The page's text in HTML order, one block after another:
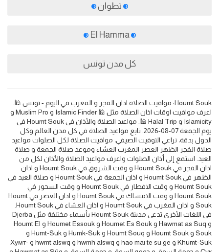
تطوان
El Hamma
كل مدن تونس
Houmt Souk: مواقيت الصلاة اذان الفجر و المغرب في اليوم - تونس 🕌.
اعرف مواقيت اوقات اذان الصلاة مثل 🕌 Islamic Finder و Muslim Pro و
Islamicity و Halal Trip 🕌. مواعيد الصلاة والأذان في Houmt Souk في
يوم الجمعة 07-08-2026. تابع مواعيد الصلاة في كل مدن العالم وكل
الدول بدقة، نراعي التوقيت الصيفي، مواقيت الصلاة لكل الصلوات مواعيد
صلاة الفجر الظهر العصر المغرب العشاء وموعد صلاة الجمعة و صلاة
العيد. استمع إلى أذان الصلوات واعرف مواعيد الصلاة والأذان لكل من
اذان الفجر في Houmt Souk و وقت الشروق في Houmt Souk و اذان
الظهر في Houmt Souk و اذان الجمعة في Houmt Souk و صلاة العيد في
Houmt Souk و وقت الافطار في Houmt Souk و وقت السحور في
Houmt Souk و وقت الامساك في Houmt Souk و اذان العصر في Houmt
في اللغات الأخرى تدعى مدينة Houmt Souk بأسماء مختلفة مثل Djerba
و Hawmat as Suq و Houmet Es Souk و Houmet Essouk و Houmt El
Souk و Houmt Souk و Houmt Souq و Humk-Suk و Humt-Suk و
Khumt-Suk و hao mai te su ge و hwmh alswq و hwmt alswq و Хумт-